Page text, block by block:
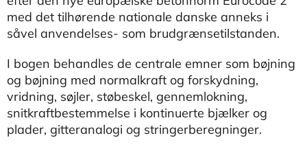
med det tilhørende nationale danske anneks i
såvel anvendelses- som brudgrænsetilstanden.
I bogen behandles de centrale emner som bøjning
og bøjning med normalkraft og forskydning,
vridning, søjler, støbeskel, gennemlokning,
snitkraftbestemmelse i kontinuerte bjælker og
plader, gitteranalogi og stringerberegninger.